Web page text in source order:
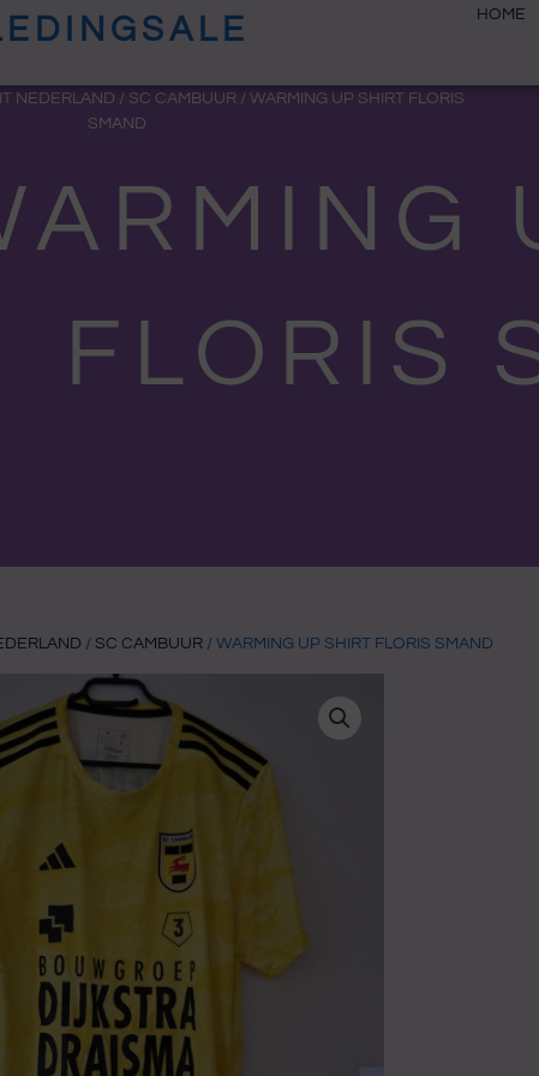
HOME
NEDERLAND / SC CAMBUUR/ WARMING UP SHIRT FLORIS
SMAND
FLORIS
/ SC CAMBUUR/ WARMING UP SHIRT FLORIS SMAND